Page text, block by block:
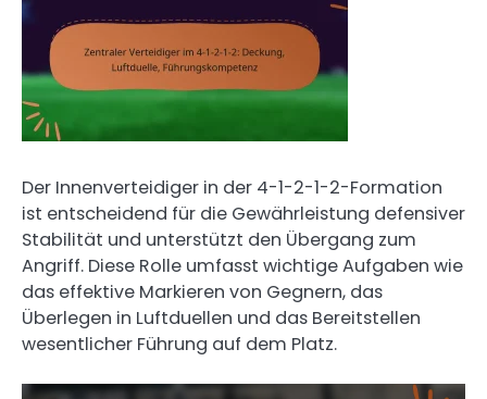
Der Innenverteidiger in der 4-1-2-1-2-Formation
ist entscheidend für die Gewährleistung defensiver
Stabilität und unterstützt den Übergang zum
Angriff. Diese Rolle umfasst wichtige Aufgaben wie
das effektive Markieren von Gegnern, das
Überlegen in Luftduellen und das Bereitstellen
wesentlicher Führung auf dem Platz.